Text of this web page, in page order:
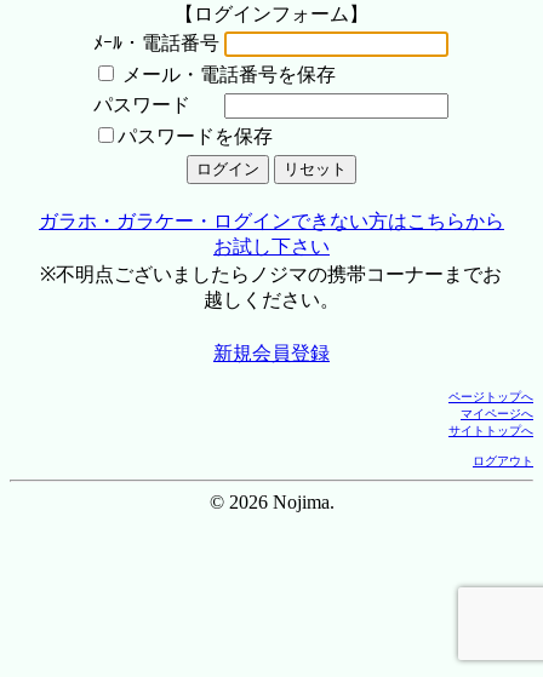
【ログインフォーム】
ﾒｰﾙ・電話番号
メール・電話番号を保存
パスワード
パスワードを保存
ガラホ・ガラケー・ログインできない方はこちらから
お試し下さい
※不明点ございましたらノジマの携帯コーナーまでお
越しください。
新規会員登録
ページトップへ
マイページへ
サイトトップへ
ログアウト
© 2026 Nojima.